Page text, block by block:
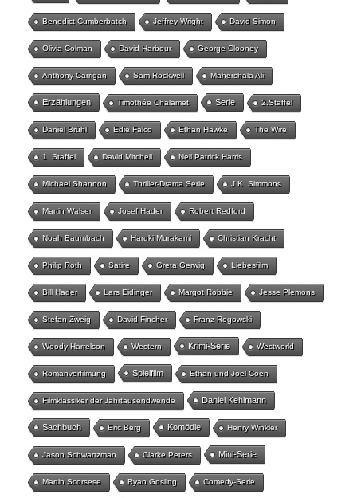
Benedict Cumberbatch Jeffrey Wright David Simon
Olivia Colman David Harbour George Clooney
Anthony Carrigan Sam Rockwell Mahershala Ali
Erzählungen Timothée Chalamet Serie 2.Staffel
Daniel Brühl Edie Falco Ethan Hawke The Wire
1. Staffel David Mitchell Neil Patrick Harris
Michael Shannon Thriller-Drama Serie J.K. Simmons
Martin Walser Josef Hader Robert Redford
Noah Baumbach Haruki Murakami Christian Kracht
Philip Roth Satire Greta Gerwig Liebesfilm
Bill Hader Lars Eidinger Margot Robbie Jesse Plemons
Stefan Zweig David Fincher Franz Rogowski
Woody Harrelson Western Krimi-Serie Westworld
Romanverfilmung Spielfilm Ethan und Joel Coen
Filmklassiker der Jahrtausendwende Daniel Kehlmann
Sachbuch Eric Berg Komödie Henry Winkler
Jason Schwartzman Clarke Peters Mini-Serie
Martin Scorsese Ryan Gosling Comedy-Serie